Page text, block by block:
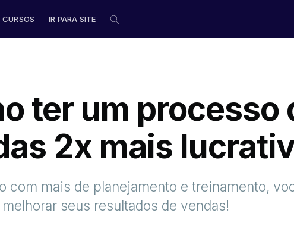
CURSOS IR PARA SITE
ter um processo
2x mais
com mais de planejamento e treinamento,
seus resultados de vendas!